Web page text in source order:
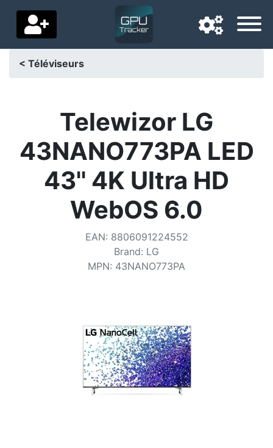
Pays de livraison
Accueil
Baisses de prix
Paramètres
Soutenez-nous
< Téléviseurs
Telewizor LG
43NANO773PA LED
43'' 4K Ultra HD
WebOS 6.0
EAN: 8806091224552
Brand: LG
MPN: 43NANO773PA